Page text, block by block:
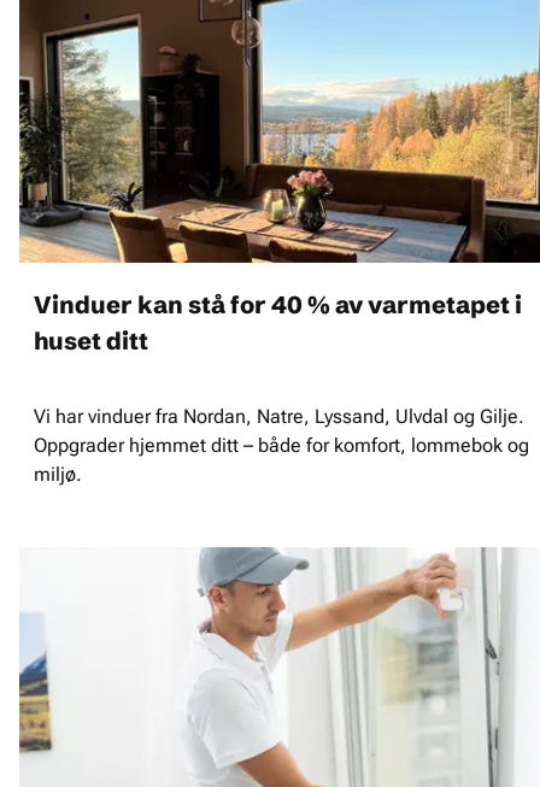
Vinduer kan stå for 40 % av varmetapet i
huset ditt
Vi har vinduer fra Nordan, Natre, Lyssand, Ulvdal og Gilje.
Oppgrader hjemmet ditt – både for komfort, lommebok og
miljø.